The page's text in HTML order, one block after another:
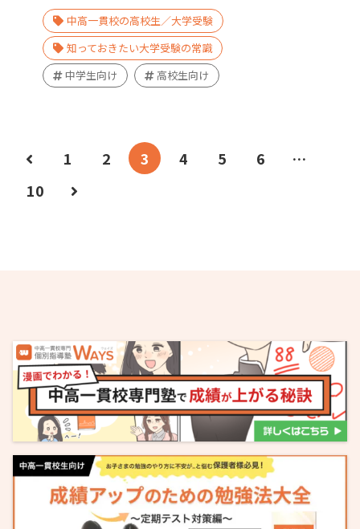
中高一貫校の高校生／大学受験
知っておきたい大学受験の常識
中学生向け
高校生向け
1 2 3 4 5 6
…
10